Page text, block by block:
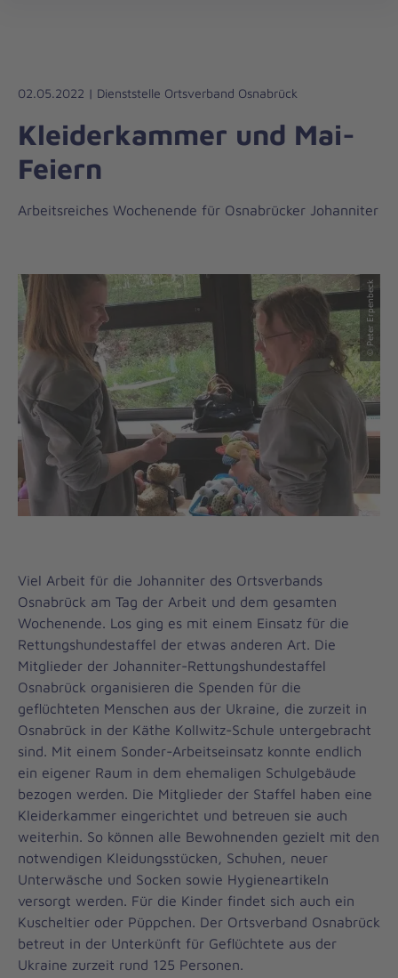
02.05.2022 | Dienststelle Ortsverband Osnabrück
Kleiderkammer und Mai-
Feiern
Arbeitsreiches Wochenende für Osnabrücker Johanniter
© Peter Erpenbeck
Viel Arbeit für die Johanniter des Ortsverbands
Osnabrück am Tag der Arbeit und dem gesamten
Wochenende. Los ging es mit einem Einsatz für die
Rettungshundestaffel der etwas anderen Art. Die
Mitglieder der Johanniter-Rettungshundestaffel
Osnabrück organisieren die Spenden für die
geflüchteten Menschen aus der Ukraine, die zurzeit in
Osnabrück in der Käthe Kollwitz-Schule untergebracht
sind. Mit einem Sonder-Arbeitseinsatz konnte endlich
ein eigener Raum in dem ehemaligen Schulgebäude
bezogen werden. Die Mitglieder der Staffel haben eine
Kleiderkammer eingerichtet und betreuen sie auch
weiterhin. So können alle Bewohnenden gezielt mit den
notwendigen Kleidungsstücken, Schuhen, neuer
Unterwäsche und Socken sowie Hygieneartikeln
versorgt werden. Für die Kinder findet sich auch ein
Kuscheltier oder Püppchen. Der Ortsverband Osnabrück
betreut in der Unterkünft für Geflüchtete aus der
Ukraine zurzeit rund 125 Personen.